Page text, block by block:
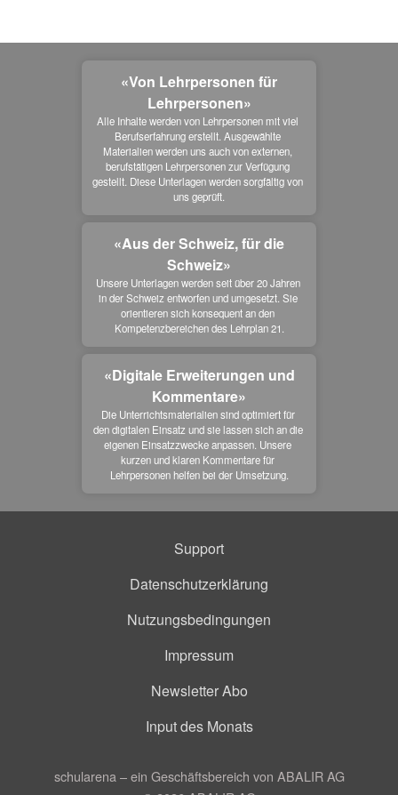
«Von Lehrpersonen für
Lehrpersonen»
Alle Inhalte werden von Lehrpersonen mit viel
Berufserfahrung erstellt. Ausgewählte
Materialien werden uns auch von externen,
berufstätigen Lehrpersonen zur Verfügung
gestellt. Diese Unterlagen werden sorgfältig von
uns geprüft.
«Aus der Schweiz, für die
Schweiz»
Unsere Unterlagen werden seit über 20 Jahren
in der Schweiz entworfen und umgesetzt. Sie
orientieren sich konsequent an den
Kompetenzbereichen des Lehrplan 21.
«Digitale Erweiterungen und
Kommentare»
Die Unterrichtsmaterialien sind optimiert für
den digitalen Einsatz und sie lassen sich an die
eigenen Einsatzzwecke anpassen. Unsere
kurzen und klaren Kommentare für
Lehrpersonen helfen bei der Umsetzung.
Support
Datenschutzerklärung
Nutzungsbedingungen
Impressum
Newsletter Abo
Input des Monats
schularena – ein Geschäftsbereich von ABALIR AG